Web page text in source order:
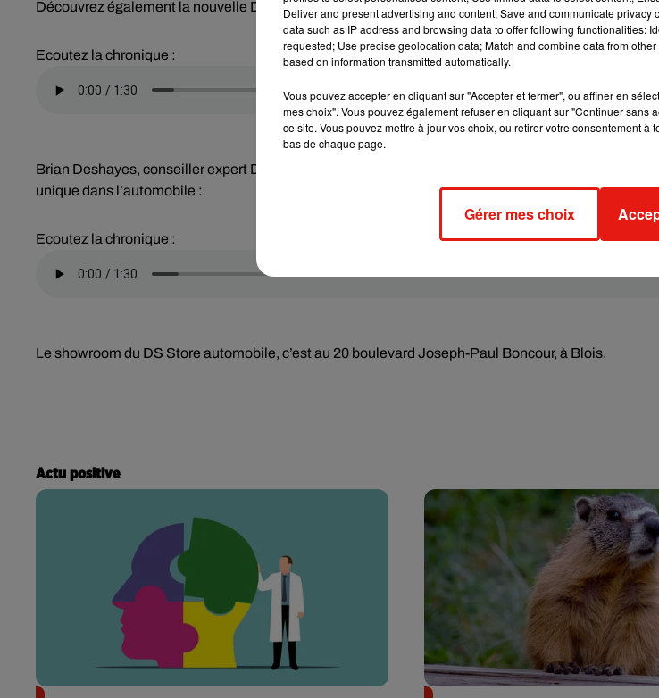
Découvrez également la nouvelle DS 4 hybride non-rechargeable dans la finition Antoine de Saint-
Ecoutez la chronique :
Brian Deshayes, conseiller expert DS et toute l’équipe du
unique dans l’automobile :
Ecoutez la chronique :
Le showroom du DS Store automobile, c’est au 20 boulevard Joseph-Paul Boncour, à Blois.
Actu positive
Deliver and present advertising and content; Save and communicate
data such as IP address and browsing data to offer following functionalities:
requested; Use precise geolocation data; Match and combine data from
based on information transmitted automatically.
Vous pouvez accepter en cliquant sur "Accepter et fermer", ou affiner en
mes choix". Vous pouvez également refuser en cliquant sur "Continuer sans
ce site. Vous pouvez mettre à jour vos choix, ou retirer votre consentement à
bas de chaque page.
Gérer mes choix